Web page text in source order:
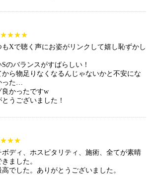
もXで聴く声にお姿がリンクして嬉し恥ずかし
のバランスがすばらしい！
ら物足りなくなるんじゃないかと不安にな
った…
かったですw
うございました！
ディ、ホスピタリティ、施術、全てが素晴
ました。
でした。ありがとうございました。